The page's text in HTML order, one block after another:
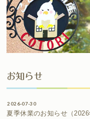
お知らせ
2026-07-30
夏季休業のお知らせ（